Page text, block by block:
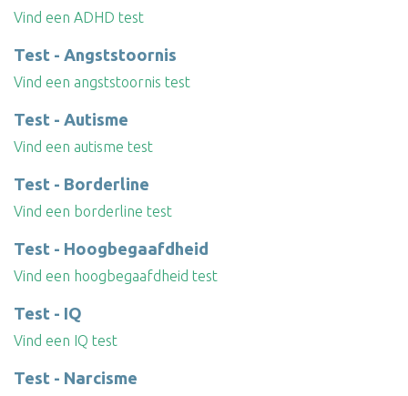
Vind een ADHD test
Test - Angststoornis
Vind een angststoornis test
Test - Autisme
Vind een autisme test
Test - Borderline
Vind een borderline test
Test - Hoogbegaafdheid
Vind een hoogbegaafdheid test
Test - IQ
Vind een IQ test
Test - Narcisme